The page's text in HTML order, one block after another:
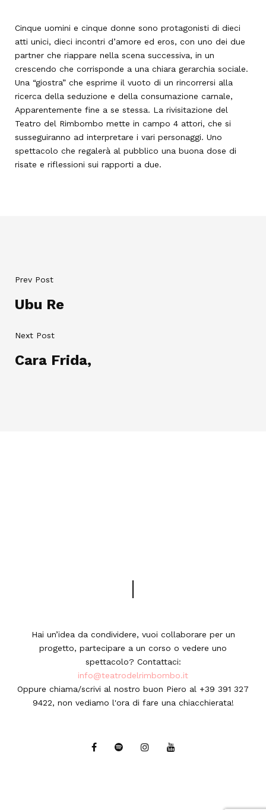
Cinque uomini e cinque donne sono protagonisti di dieci
atti unici, dieci incontri d’amore ed eros, con uno dei due
partner che riappare nella scena successiva, in un
crescendo che corrisponde a una chiara gerarchia sociale.
Una “giostra” che esprime il vuoto di un rincorrersi alla
ricerca della seduzione e della consumazione carnale,
Apparentemente fine a se stessa. La rivisitazione del
Teatro del Rimbombo mette in campo 4 attori, che si
susseguiranno ad interpretare i vari personaggi. Uno
spettacolo che regalerà al pubblico una buona dose di
risate e riflessioni sui rapporti a due.
Prev Post
Ubu Re
Next Post
Cara Frida,
Hai un’idea da condividere, vuoi collaborare per un
progetto, partecipare a un corso o vedere uno
spettacolo? Contattaci:
info@teatrodelrimbombo.it
Oppure chiama/scrivi al nostro buon Piero al +39 391 327
9422, non vediamo l'ora di fare una chiacchierata!